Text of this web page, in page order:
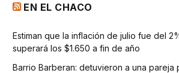
EN EL CHACO
Estiman que la inflación de julio fue del
superará los $1.650 a fin de año
Barrio Barberan: detuvieron a una pareja